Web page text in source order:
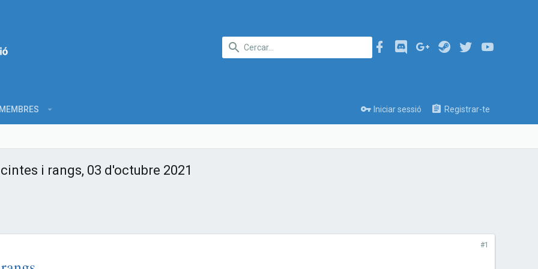
MEMBRES Iniciar sessió Registrar-te
i rangs, 03 d'octubre 2021
#1